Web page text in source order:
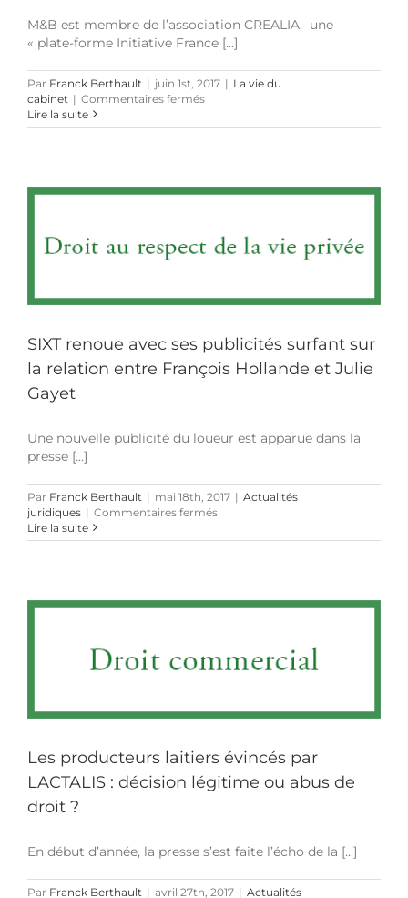
M&B est membre de l’association CREALIA, une
« plate-forme Initiative France [...]
Par Franck Berthault | juin 1st, 2017 | La vie du
cabinet | Commentaires ferméssur
est
CREALIA,
plate-
forme
»
les
créateurs
d’entreprises
Lire la suite
SIXT renoue avec ses publicités surfant sur
la relation entre François Hollande et Julie
Gayet
Une nouvelle publicité du loueur est apparue dans la
presse [...]
Par Franck Berthault | mai 18th, 2017 | Actualités
juridiques | Commentaires ferméssur
renoue
surfant
entre
et
Lire la suite
Les producteurs laitiers évincés par
LACTALIS : décision légitime ou abus de
droit ?
En début d’année, la presse s’est faite l’écho de la [...]
Par Franck Berthault | avril 27th, 2017 | Actualités